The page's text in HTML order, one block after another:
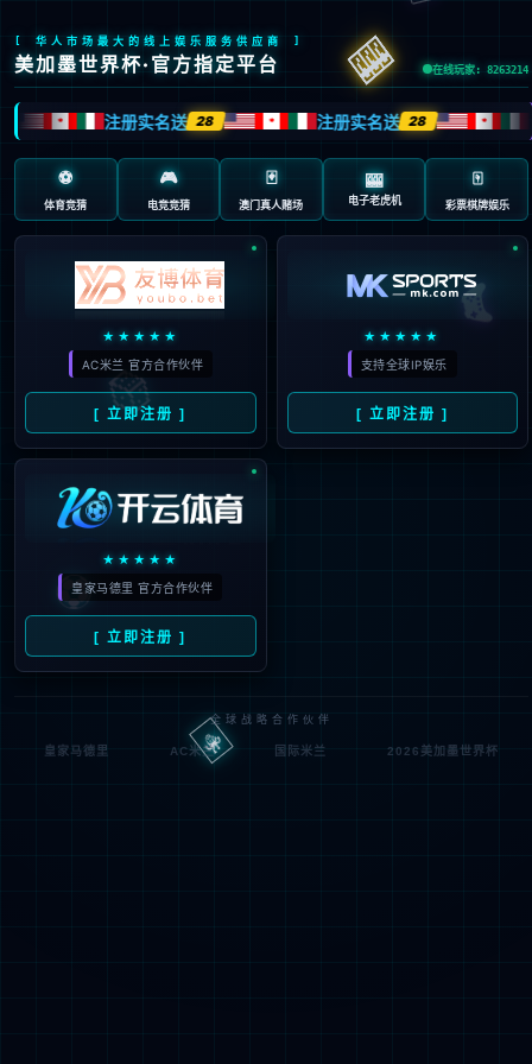
“/”应用程序中的服务器错误。
无法找到资源。
说明:
HTTP 404。您正在查找的资源(或者它的一个依赖项)可能已被移除，或其名称已更
改，或暂时不可用。请检查以下 URL 并确保其拼写正确。
请求的 URL: